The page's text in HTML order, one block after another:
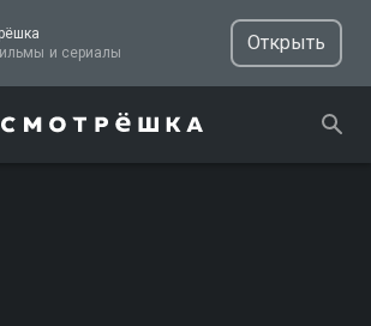
ТВ, фильмы и сериалы
Открыть